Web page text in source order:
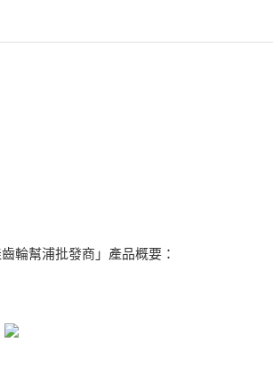
輪幫浦批發商」產品概要：